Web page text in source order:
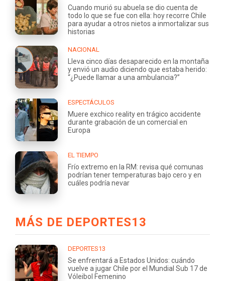
Cuando murió su abuela se dio cuenta de
todo lo que se fue con ella: hoy recorre Chile
para ayudar a otros nietos a inmortalizar sus
historias
NACIONAL
Lleva cinco días desaparecido en la montaña
y envió un audio diciendo que estaba herido:
“¿Puede llamar a una ambulancia?”
ESPECTÁCULOS
Muere exchico reality en trágico accidente
durante grabación de un comercial en
Europa
EL TIEMPO
Frío extremo en la RM: revisa qué comunas
podrían tener temperaturas bajo cero y en
cuáles podría nevar
MÁS DE DEPORTES13
DEPORTES13
Se enfrentará a Estados Unidos: cuándo
vuelve a jugar Chile por el Mundial Sub 17 de
Vóleibol Femenino